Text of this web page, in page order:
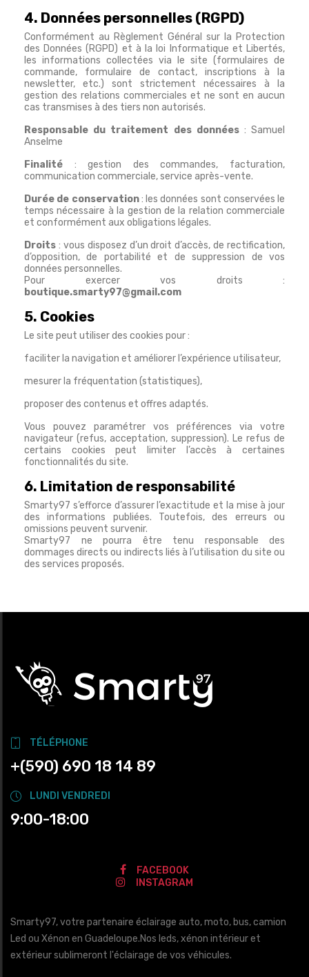
4. Données personnelles (RGPD)
Conformément au Règlement Général sur la Protection
des Données (RGPD) et à la loi Informatique et Libertés,
les informations collectées via le site (formulaires de
commande, formulaire de contact, inscriptions à la
newsletter, etc.) sont strictement nécessaires à la
gestion des relations commerciales et ne sont en aucun
cas transmises à des tiers non autorisés.
Responsable du traitement des données: Samuel
Anselme
Finalité : gestion des commandes, facturation,
communication commerciale, service après-vente.
Durée de conservation: les données sont conservées le
temps nécessaire à la gestion de la relation commerciale
et conformément aux obligations légales.
Droits : vous disposez d’un droit d’accès, de rectification,
d’opposition, de portabilité et de suppression de vos
données personnelles.
Pour exercer vos droits :
boutique.smarty97@gmail.com
5. Cookies
Le site peut utiliser des cookies pour :
faciliter la navigation et améliorer l’expérience utilisateur,
mesurer la fréquentation (statistiques),
proposer des contenus et offres adaptés.
Vous pouvez paramétrer vos préférences via votre
navigateur (refus, acceptation, suppression). Le refus de
certains cookies peut limiter l’accès à certaines
fonctionnalités du site.
6. Limitation de responsabilité
Smarty97 s’efforce d’assurer l’exactitude et la mise à jour
des informations publiées. Toutefois, des erreurs ou
omissions peuvent survenir.
Smarty97 ne pourra être tenu responsable des
dommages directs ou indirects liés à l’utilisation du site ou
des services proposés.
TÉLÉPHONE
+(590) 690 18 14 89
LUNDI VENDREDI
9:00-18:00
FACEBOOK
INSTAGRAM
Smarty97, votre partenaire éclairage auto, moto, bus, camion
Led ou Xénon en Guadeloupe.Nos leds, xénon intérieur et
extérieur sublimeront l'éclairage de vos véhicules.